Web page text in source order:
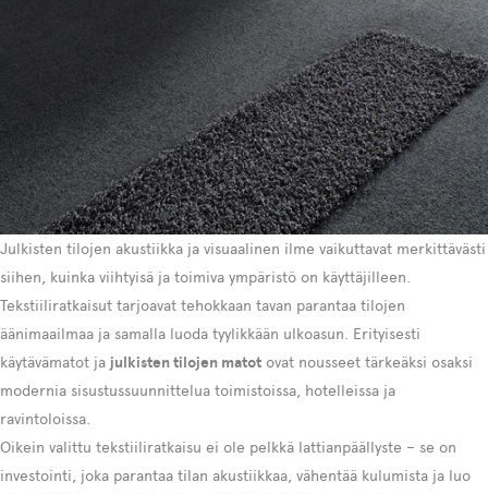
Julkisten tilojen akustiikka ja visuaalinen ilme vaikuttavat merkittävästi
siihen, kuinka viihtyisä ja toimiva ympäristö on käyttäjilleen.
Tekstiiliratkaisut tarjoavat tehokkaan tavan parantaa tilojen
äänimaailmaa ja samalla luoda tyylikkään ulkoasun. Erityisesti
käytävämatot ja julkisten tilojen matot ovat nousseet tärkeäksi osaksi
modernia sisustussuunnittelua toimistoissa, hotelleissa ja
ravintoloissa.
Oikein valittu tekstiiliratkaisu ei ole pelkkä lattianpäällyste – se on
investointi, joka parantaa tilan akustiikkaa, vähentää kulumista ja luo